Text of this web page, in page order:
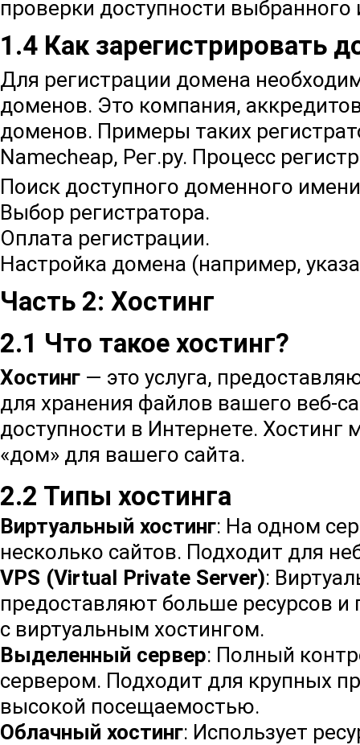
проверки доступности
1.4 Как зарегистрировать
Для регистрации домена
доменов. Это компания,
доменов. Примеры таких
Namecheap, Рег.ру. Процесс
Поиск доступного доменного
Выбор регистратора.
Оплата регистрации.
Настройка домена (например,
Часть 2: Хостинг
2.1 Что такое хостинг?
Хостинг — это услуга,
для хранения файлов вашего веб-
доступности в Интернете. Хостинг
«дом» для вашего сайта.
2.2 Типы хостинга
Виртуальный хостинг: На одном
несколько сайтов. Подходит для
VPS (Virtual Private Server):
предоставляют больше ресурсов и
с виртуальным хостингом.
Выделенный сервер: Полный
сервером. Подходит для крупных
высокой посещаемостью.
Облачный хостинг: Использует